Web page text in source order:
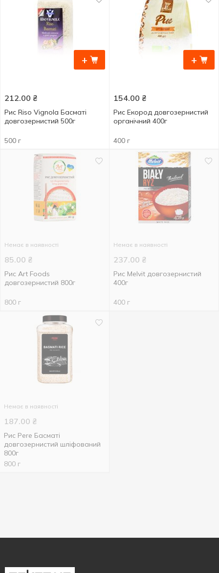
+
212.00 ₴
Рис Riso Vignola Басматі
довгозернистий 500г
500 г
+
154.00 ₴
Рис Екород довгозернистий
органічний 400г
400 г
Немає в наявності
85.00 ₴
Рис Art Foods
довгозернистий 800г
800 г
Немає в наявності
237.00 ₴
Рис Melvit довгозернистий
400г
400 г
Немає в наявності
187.00 ₴
Рис Pere Басматі
довгозернистий шліфований
800г
800 г